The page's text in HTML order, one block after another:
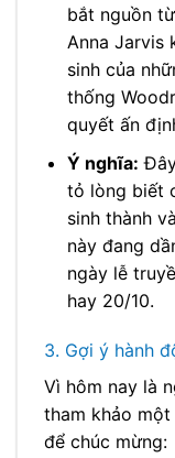
bắt nguồn
Anna Jarvis
sinh của
thống
quyết ấn
Ý nghĩa:
tỏ lòng biết
sinh thành
này đang
ngày lễ
hay 20/10.
3. Gợi ý hành
Vì hôm nay là
tham khảo
để chúc mừng: